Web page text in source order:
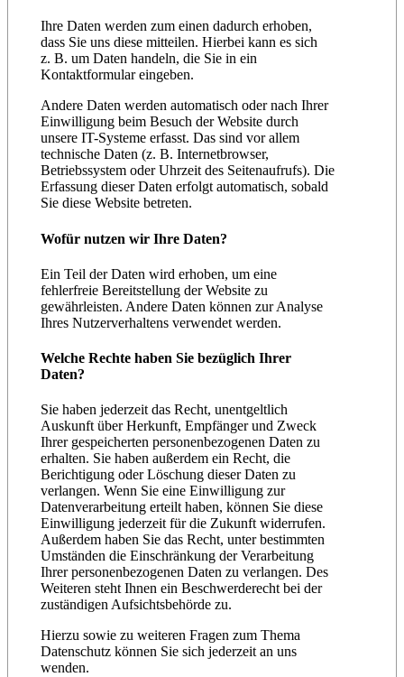
Ihre Daten werden zum einen dadurch erhoben,
dass Sie uns diese mitteilen. Hierbei kann es sich
z. B. um Daten handeln, die Sie in ein
Kontaktformular eingeben.
Andere Daten werden automatisch oder nach Ihrer
Einwilligung beim Besuch der Website durch
unsere IT-Systeme erfasst. Das sind vor allem
technische Daten (z. B. Internetbrowser,
Betriebssystem oder Uhrzeit des Seitenaufrufs). Die
Erfassung dieser Daten erfolgt automatisch, sobald
Sie diese Website betreten.
Wofür nutzen wir Ihre Daten?
Ein Teil der Daten wird erhoben, um eine
fehlerfreie Bereitstellung der Website zu
gewährleisten. Andere Daten können zur Analyse
Ihres Nutzerverhaltens verwendet werden.
Welche Rechte haben Sie bezüglich Ihrer
Daten?
Sie haben jederzeit das Recht, unentgeltlich
Auskunft über Herkunft, Empfänger und Zweck
Ihrer gespeicherten personenbezogenen Daten zu
erhalten. Sie haben außerdem ein Recht, die
Berichtigung oder Löschung dieser Daten zu
verlangen. Wenn Sie eine Einwilligung zur
Datenverarbeitung erteilt haben, können Sie diese
Einwilligung jederzeit für die Zukunft widerrufen.
Außerdem haben Sie das Recht, unter bestimmten
Umständen die Einschränkung der Verarbeitung
Ihrer personenbezogenen Daten zu verlangen. Des
Weiteren steht Ihnen ein Beschwerderecht bei der
zuständigen Aufsichtsbehörde zu.
Hierzu sowie zu weiteren Fragen zum Thema
Datenschutz können Sie sich jederzeit an uns
wenden.